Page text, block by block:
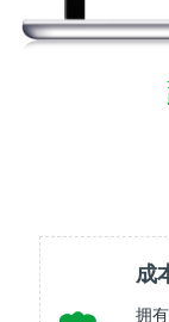
成
拥